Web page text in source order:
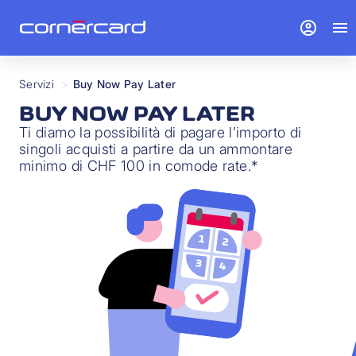
Servizi > Buy Now Pay Later
BUY NOW PAY LATER
Ti diamo la possibilità di pagare l’importo di
singoli acquisti a partire da un ammontare
minimo di CHF 100 in comode rate.*
account_circle menu